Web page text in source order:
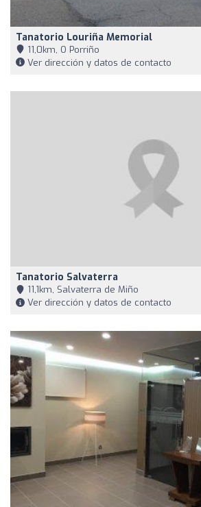
Tanatorio Louriña Memorial
11,0km, O Porriño
Ver dirección y datos de contacto
Tanatorio Salvaterra
11,1km, Salvaterra de Miño
Ver dirección y datos de contacto